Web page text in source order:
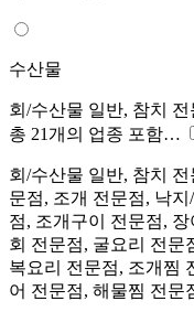
수산물
회/수산물 일반, 참치 전
총 21개의 업종 포함…
회/수산물 일반, 참치
문점, 조개 전문점, 낙
점, 조개구이 전문점,
회 전문점, 굴요리 전문
복요리 전문점, 조개찜
어 전문점, 해물찜 전문